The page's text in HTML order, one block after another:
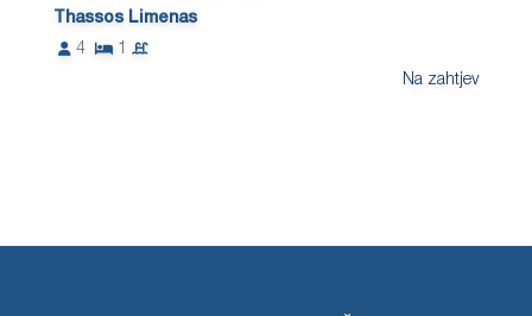
Thassos Limenas
4
1
Na zahtjev